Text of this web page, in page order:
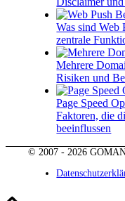
Was sind Web
zentrale
Mehrere
Risiken und
Page Speed
Faktoren, die
beeinflussen
© 2007 - 2026